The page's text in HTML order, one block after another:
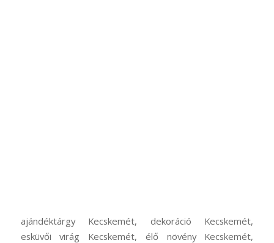
ajándéktárgy Kecskemét, dekoráció Kecskemét,
esküvői virág Kecskemét, élő növény Kecskemét,